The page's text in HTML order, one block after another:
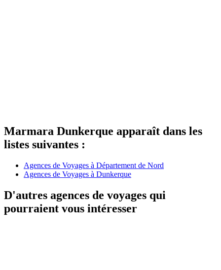
Marmara Dunkerque apparaît dans les
listes suivantes :
Agences de Voyages à Département de Nord
Agences de Voyages à Dunkerque
D'autres agences de voyages qui
pourraient vous intéresser